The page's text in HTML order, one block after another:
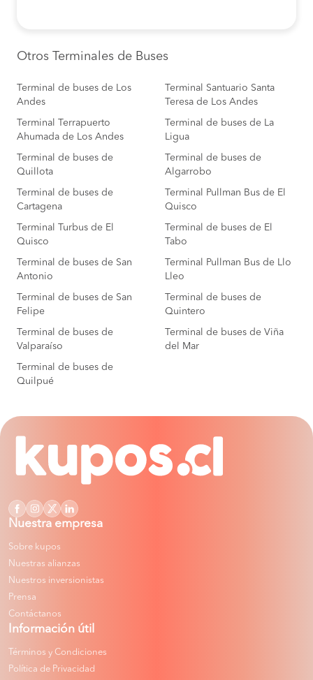
Otros Terminales de Buses
Terminal de buses de Los
Andes
Terminal Santuario Santa
Teresa de Los Andes
Terminal Terrapuerto
Ahumada de Los Andes
Terminal de buses de La
Ligua
Terminal de buses de
Quillota
Terminal de buses de
Algarrobo
Terminal de buses de
Cartagena
Terminal Pullman Bus de El
Quisco
Terminal Turbus de El
Quisco
Terminal de buses de El
Tabo
Terminal de buses de San
Antonio
Terminal Pullman Bus de Llo
Lleo
Terminal de buses de San
Felipe
Terminal de buses de
Quintero
Terminal de buses de
Valparaíso
Terminal de buses de Viña
del Mar
Terminal de buses de
Quilpué
Nuestra empresa
Sobre kupos
Nuestras alianzas
Nuestros inversionistas
Prensa
Contáctanos
Información útil
Términos y Condiciones
Política de Privacidad